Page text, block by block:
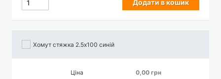
Додати в кошик
Хомут стяжка 2.5х100 синій
Ціна 0,00 грн